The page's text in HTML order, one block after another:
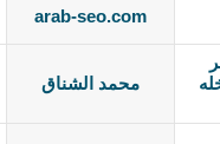
arab-seo.com
محمد الشناق